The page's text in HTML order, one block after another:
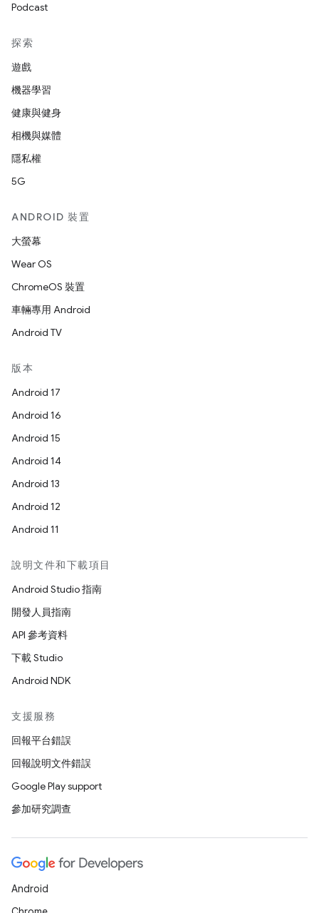
Podcast
探索
遊戲
機器學習
健康與健身
相機與媒體
隱私權
5G
ANDROID 裝置
大螢幕
Wear OS
ChromeOS 裝置
車輛專用 Android
Android TV
版本
Android 17
Android 16
Android 15
Android 14
Android 13
Android 12
Android 11
說明文件和下載項目
Android Studio 指南
開發人員指南
API 參考資料
下載 Studio
Android NDK
支援服務
回報平台錯誤
回報說明文件錯誤
Google Play support
參加研究調查
Android